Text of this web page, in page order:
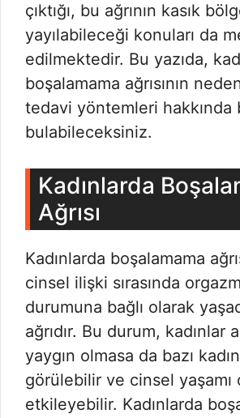
çıktığı, bu ağrının kasık
yayılabileceği konuları da
edilmektedir. Bu yazıda,
boşalamama ağrısının
tedavi yöntemleri hakkında
bulabileceksiniz.
Kadınlarda
Ağrısı
Kadınlarda boşalamama
cinsel ilişki sırasında
durumuna bağlı olarak
ağrıdır. Bu durum, kadınlar
yaygın olmasa da bazı
görülebilir ve cinsel yaşamı
etkileyebilir. Kadınlarda